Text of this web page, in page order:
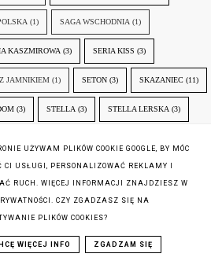
(1) SAGA WSCHODNIA (1)
KASZMIROWA (3) SERIA KISS (3)
JAMNIKIEM (1) SETON (3) SKAZANIEC (11)
(3) STELLA (3) STELLA LERSKA (3)
TAJEMNICE ASKIRU (1)
TAMI Z KRAINY PIĘKNYCH KONI
ŚWIATÓW (1) UNIWERSUM SZEŚCIANÓW
UŻYWAM PLIKÓW COOKIE GOOGLE, BY MÓC
CI USŁUGI, PERSONALIZOWAĆ REKLAMY I
RUCH. WIĘCEJ INFORMACJI ZNAJDZIESZ W
CZY ZGADZASZ SIĘ NA
PLIKÓW COOKIES?
WIĘCEJ INFO ZGADZAM SIĘ